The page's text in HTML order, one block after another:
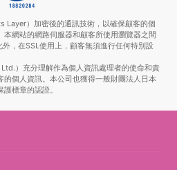
Layer）加密後的通訊技術，以確保顧客的個
本網站的網路伺服器和顧客所使用瀏覽器之間
，在SSL使用上，顧客無須進行任何特別設
）充分理解作為個人資訊處理者的使命和責
的個人資訊。本公司也獲得一般財團法人日本
標章的認證。